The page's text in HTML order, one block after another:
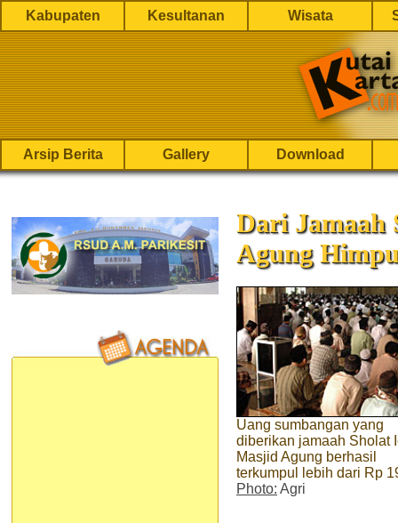
Kabupaten Kesultanan Wisata
Arsip Berita Gallery Download
Dari Jamaah
Agung
Uang sumbangan yang
diberikan jamaah Sholat
Masjid Agung berhasil
terkumpul lebih dari Rp
Photo: Agri